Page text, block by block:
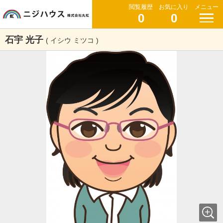
閲覧履歴
0
お気に入り
0
メニュー
石宇 光子 ( イシウ ミツコ )